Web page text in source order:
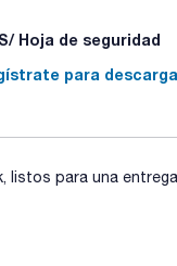
Hoja de seguridad
para
para una